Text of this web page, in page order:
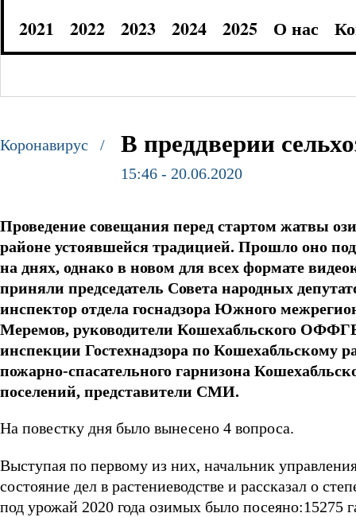
2021
2022 2023 2024 2025 О нас
Коронавирус / В преддверии
15:46 - 20.06.2020
Проведение совещания перед стартом жатвы
районе устоявшейся традицией. Прошло оно
на днях, однако в новом для всех формате
приняли председатель Совета народных
инспектор отдела госнадзора Южного
Меремов, руководители Кошехабльского
инспекции Гостехнадзора по
пожарно-спасательного гарнизона
поселений, представители СМИ.
На повестку дня было вынесено 4 вопроса.
Выступая по первому из них, начальник
состояние дел в растениеводстве и рассказал о
под урожай 2020 года озимых было посеяно:15275